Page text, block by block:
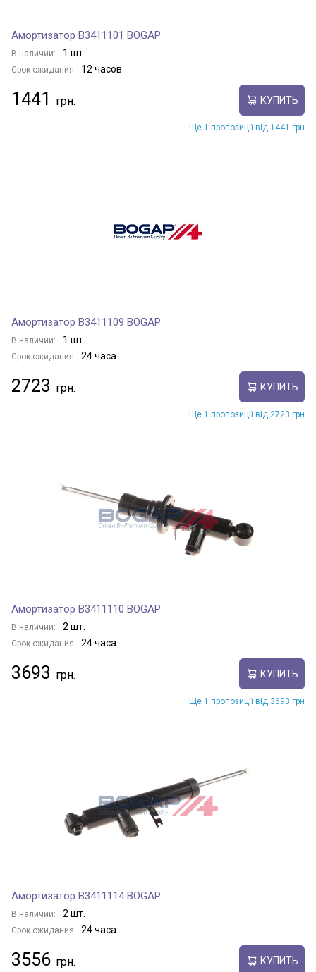
Амортизатор B3411101 BOGAP
В наличии: 1 шт.
Срок ожидания: 12 часов
1441 КУПИТЬ
Ще 1 пропозиції від 1441 грн
Амортизатор B3411109 BOGAP
В наличии: 1 шт.
Срок ожидания: 24 часа
2723 КУПИТЬ
Ще 1 пропозиції від 2723 грн
Амортизатор B3411110 BOGAP
В наличии: 2 шт.
Срок ожидания: 24 часа
3693 КУПИТЬ
Ще 1 пропозиції від 3693 грн
Амортизатор B3411114 BOGAP
В наличии: 2 шт.
Срок ожидания: 24 часа
3556 КУПИТЬ